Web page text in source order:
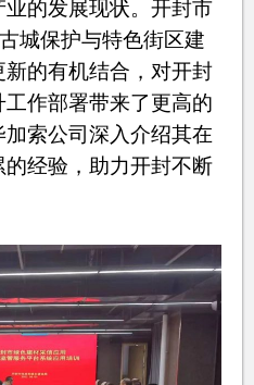
业的发展现状。开封市
城保护与特色街区建
的有机结合，对开封
作部署带来了更高的
索公司深入介绍其在
经验，助力开封不断